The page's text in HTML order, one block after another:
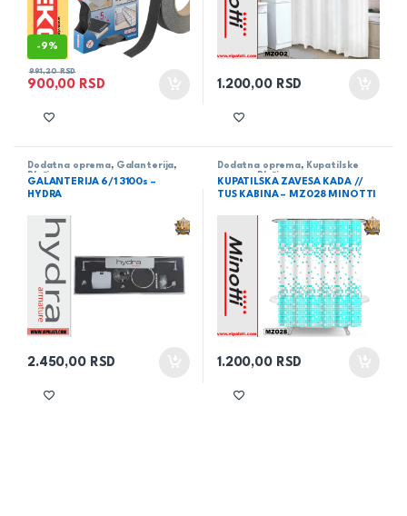
-9%
900,00 RSD
991,20RSD
1.200,00 RSD
Dodatna oprema, Galanterija,
Pločice
GALANTERIJA 6/1 3100s –
HYDRA
2.450,00 RSD
Dodatna oprema, Kupatilske
zavese, Pločice
KUPATILSKA ZAVESA KADA //
TUS KABINA – MZ028 MINOTTI
1.200,00 RSD